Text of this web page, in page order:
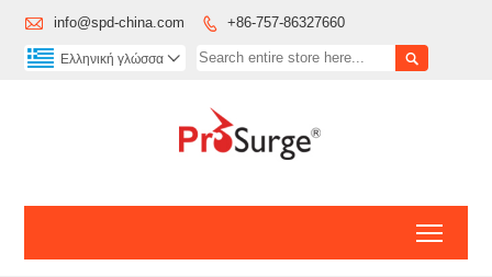
 info@spd-china.com  +86-757-86327660

Ελληνική γλώσσα 